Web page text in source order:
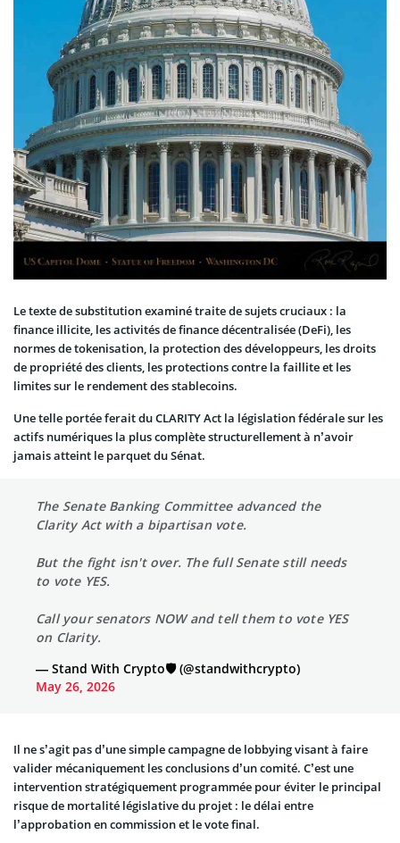
Le texte de substitution examiné traite de sujets cruciaux : la
finance illicite, les activités de finance décentralisée (DeFi), les
normes de tokenisation, la protection des développeurs, les droits
de propriété des clients, les protections contre la faillite et les
limites sur le rendement des stablecoins.
Une telle portée ferait du CLARITY Act la législation fédérale sur les
actifs numériques la plus complète structurellement à n’avoir
jamais atteint le parquet du Sénat.
The Senate Banking Committee advanced the
Clarity Act with a bipartisan vote.
But the fight isn't over. The full Senate still needs
to vote YES.
Call your senators NOW and tell them to vote YES
on Clarity.
— Stand With Crypto🛡️ (@standwithcrypto)
May 26, 2026
Il ne s’agit pas d’une simple campagne de lobbying visant à faire
valider mécaniquement les conclusions d’un comité. C’est une
intervention stratégiquement programmée pour éviter le principal
risque de mortalité législative du projet : le délai entre
l’approbation en commission et le vote final.